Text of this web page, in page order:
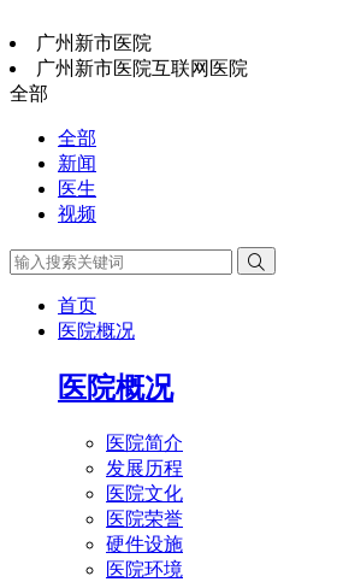
广州新市医院
广州新市医院互联网医院
全部
全部
新闻
医生
视频

首页
医院概况
医院概况
医院简介
发展历程
医院文化
医院荣誉
硬件设施
医院环境